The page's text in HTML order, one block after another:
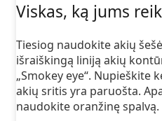
Viskas, ką jums
Tiesiog naudokite akių
išraiškingą liniją akių
„Smokey eye“. Nupieškite
akių sritis yra paruošta.
naudokite oranžinę spalvą.